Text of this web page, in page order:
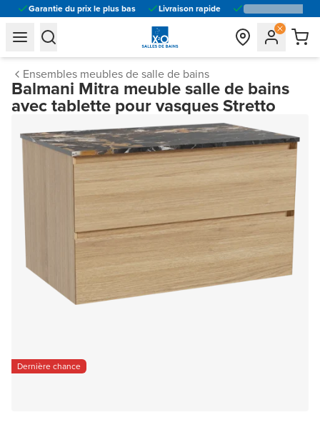
Garantie du prix le plus bas Livraison rapide
general.navigation.toggle_menu.label
general.navigation.toggle_menu.label
Ensembles meubles de salle de bains
Balmani Mitra meuble salle de bains
avec tablette pour vasques Stretto
Dernière chance